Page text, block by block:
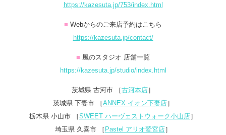
https://kazesuta.jp/753/index.html
■ Webからのご来店予約はこちら
https://kazesuta.jp/contact/
■ 風のスタジオ 店舗一覧
https://kazesuta.jp/studio/index.html
茨城県 古河市 ［古河本店］
茨城県 下妻市 ［ANNEX イオン下妻店］
栃木県 小山市 ［SWEET ハーヴェストウォーク小山店］
埼玉県 久喜市 ［ Pastel アリオ鷲宮店］